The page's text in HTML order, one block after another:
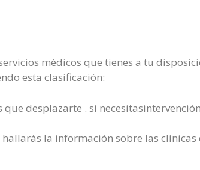
médicos que tienes a tu
esta clasificación:
que desplazarte . si
hallarás la información sobre las